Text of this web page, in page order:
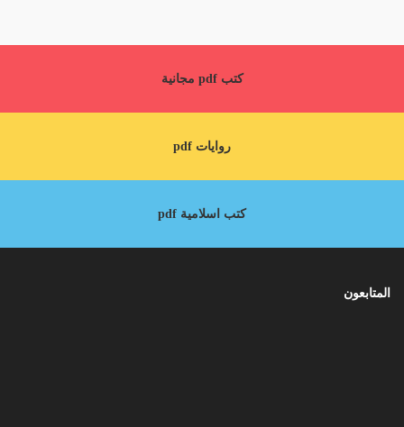
كتب pdf مجانية
روايات pdf
كتب اسلامية pdf
المتابعون